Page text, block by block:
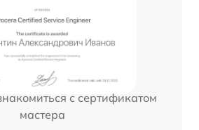
с сертификатом
мастера